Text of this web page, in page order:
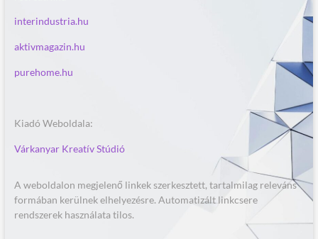
interindustria.hu
aktivmagazin.hu
purehome.hu
Kiadó Weboldala:
Várkanyar Kreatív Stúdió
A weboldalon megjelenő linkek szerkesztett, tartalmilag releváns
formában kerülnek elhelyezésre. Automatizált linkcsere
rendszerek használata tilos.